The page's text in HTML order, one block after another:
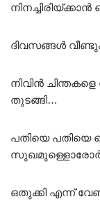
ദിവസങ്ങൾ
നിവിൻ ചിന്തകളെ
തുടങ്ങി…
പതിയെ പതിയെ
ഒതുക്കി എന്ന്